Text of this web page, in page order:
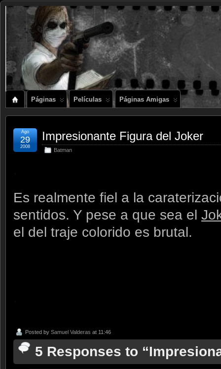
Páginas Películas Páginas Amigas
Impresionante Figura del Joker
Batman
Ago
29
2008
Es realmente fiel a la
sentidos. Y pese a que sea el
el del traje colorido es brutal.
Posted by Samuel Valderas at 11:46
5 Responses to